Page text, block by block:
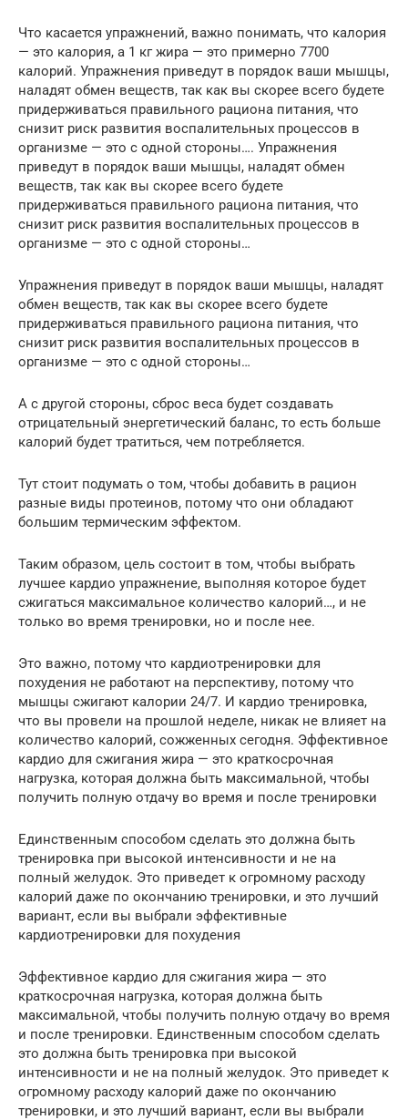
Что касается упражнений, важно понимать, что калория
— это калория, а 1 кг жира — это примерно 7700
калорий. Упражнения приведут в порядок ваши мышцы,
наладят обмен веществ, так как вы скорее всего будете
придерживаться правильного рациона питания, что
снизит риск развития воспалительных процессов в
организме — это с одной стороны…. Упражнения
приведут в порядок ваши мышцы, наладят обмен
веществ, так как вы скорее всего будете
придерживаться правильного рациона питания, что
снизит риск развития воспалительных процессов в
организме — это с одной стороны…
Упражнения приведут в порядок ваши мышцы, наладят
обмен веществ, так как вы скорее всего будете
придерживаться правильного рациона питания, что
снизит риск развития воспалительных процессов в
организме — это с одной стороны…
А с другой стороны, сброс веса будет создавать
отрицательный энергетический баланс, то есть больше
калорий будет тратиться, чем потребляется.
Тут стоит подумать о том, чтобы добавить в рацион
разные виды протеинов, потому что они обладают
большим термическим эффектом.
Таким образом, цель состоит в том, чтобы выбрать
лучшее кардио упражнение, выполняя которое будет
сжигаться максимальное количество калорий…, и не
только во время тренировки, но и после нее.
Это важно, потому что кардиотренировки для
похудения не работают на перспективу, потому что
мышцы сжигают калории 24/7. И кардио тренировка,
что вы провели на прошлой неделе, никак не влияет на
количество калорий, сожженных сегодня. Эффективное
кардио для сжигания жира — это краткосрочная
нагрузка, которая должна быть максимальной, чтобы
получить полную отдачу во время и после тренировки
Единственным способом сделать это должна быть
тренировка при высокой интенсивности и не на
полный желудок. Это приведет к огромному расходу
калорий даже по окончанию тренировки, и это лучший
вариант, если вы выбрали эффективные
кардиотренировки для похудения
Эффективное кардио для сжигания жира — это
краткосрочная нагрузка, которая должна быть
максимальной, чтобы получить полную отдачу во время
и после тренировки. Единственным способом сделать
это должна быть тренировка при высокой
интенсивности и не на полный желудок. Это приведет к
огромному расходу калорий даже по окончанию
тренировки, и это лучший вариант, если вы выбрали